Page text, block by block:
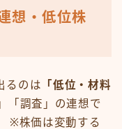
想・低位株
るのは 「低位・材料
「調査」の連想で
※株価は変動する